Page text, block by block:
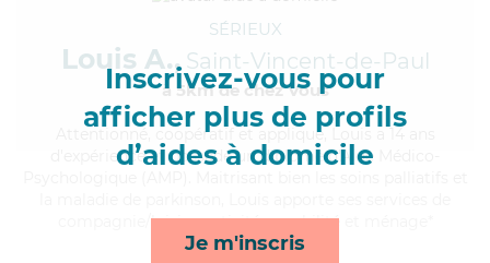
Inscrivez-vous pour
afficher plus de profils
d’aides à domicile
Je m'inscris
SÉRIEUX
Louis A., Saint-Vincent-de-Paul
à 5km de chez Vous
, coopératif et appliqué, Louis a 14 ans
d'expérience et possède un diplôme d'Aide Médico-
compagnie/loisirs, activités, mobilité et ménage*